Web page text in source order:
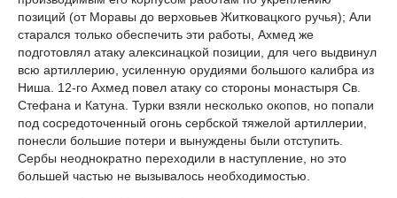
позиций (от Моравы до верховьев Житковацкого ручья); Али
старался только обеспечить эти работы, Ахмед же
подготовлял атаку алексинацкой позиции, для чего выдвинул
всю артиллерию, усиленную орудиями большого калибра из
Ниша. 12-го Ахмед повел атаку со стороны монастыря Св.
Стефана и Катуна. Турки взяли несколько окопов, но попали
под сосредоточенный огонь сербской тяжелой артиллерии,
понесли большие потери и вынуждены были отступить.
Сербы неоднократно переходили в наступление, но это
большей частью не вызывалось необходимостью.